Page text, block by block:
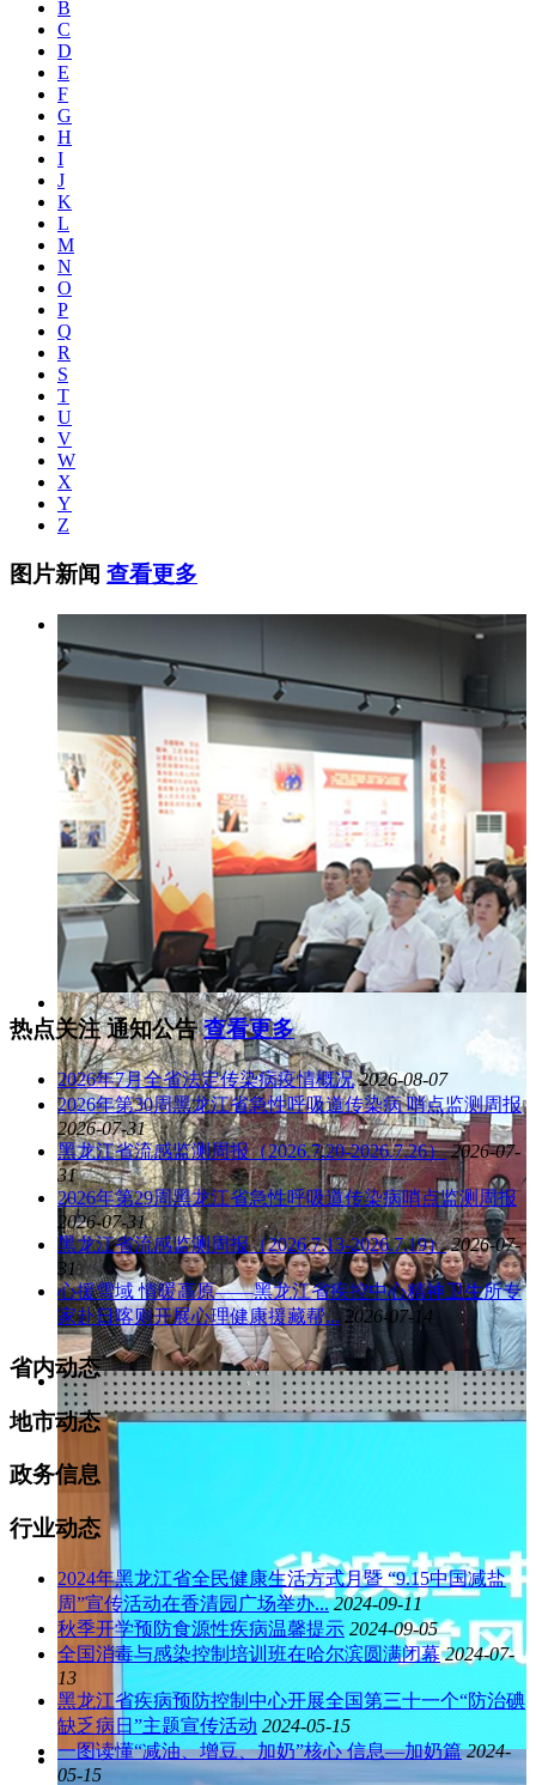
B
C
D
E
F
G
H
I
J
K
L
M
N
O
P
Q
R
S
T
U
V
W
X
Y
Z
图片新闻 查看更多
热点关注 通知公告 查看更多
2026年7月全省法定传染病疫情概况 2026-08-07
2026年第30周黑龙江省急性呼吸道传染病 哨点监测周报
2026-07-31
黑龙江省流感监测周报（2026.7.20-2026.7.26） 2026-07-
31
2026年第29周黑龙江省急性呼吸道传染病哨点监测周报
2026-07-31
黑龙江省流感监测周报（2026.7.13-2026.7.19） 2026-07-
31
心援雪域 情暖高原——黑龙江省疾控中心精神卫生所专
家赴日喀则开展心理健康援藏帮... 2026-07-14
省内动态
地市动态
政务信息
行业动态
2024年黑龙江省全民健康生活方式月暨 “9.15中国减盐
周”宣传活动在香清园广场举办... 2024-09-11
秋季开学预防食源性疾病温馨提示 2024-09-05
全国消毒与感染控制培训班在哈尔滨圆满闭幕 2024-07-
13
黑龙江省疾病预防控制中心开展全国第三十一个“防治碘
缺乏病日”主题宣传活动 2024-05-15
一图读懂“减油、增豆、加奶”核心 信息—加奶篇 2024-
05-15